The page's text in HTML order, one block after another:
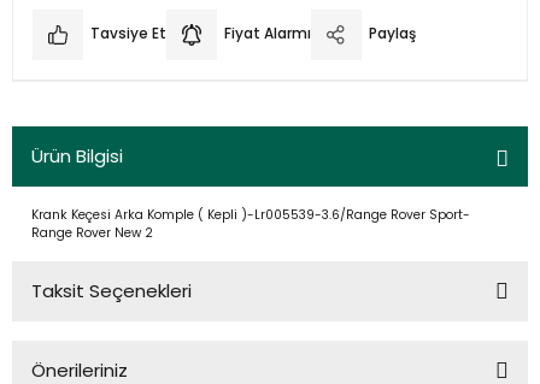
Tavsiye Et Fiyat Alarmı Paylaş
Ürün Bilgisi
Krank Keçesi Arka Komple ( Kepli )-Lr005539-3.6/Range Rover Sport-
Range Rover New 2
Taksit Seçenekleri
Önerileriniz